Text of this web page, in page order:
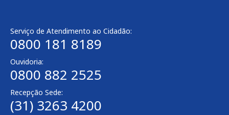
Serviço de Atendimento ao Cidadão:
0800 181 8189
Ouvidoria:
0800 882 2525
Recepção Sede:
(31) 3263 4200